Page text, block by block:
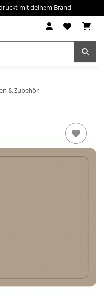
mit deinem Brand
& Zubehör